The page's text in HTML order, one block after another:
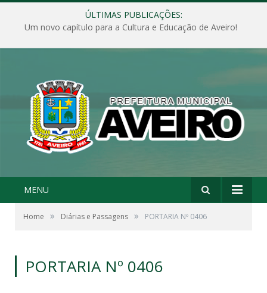
ÚLTIMAS PUBLICAÇÕES:
Um novo capítulo para a Cultura e Educação de Aveiro!
MENU
Home » Diárias e Passagens » PORTARIA Nº 0406
PORTARIA Nº 0406